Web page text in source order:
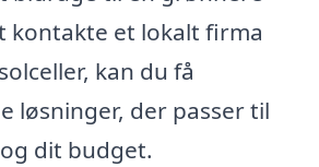
kontakte et lokalt firma
kan du få
løsninger, der passer til
dit budget.